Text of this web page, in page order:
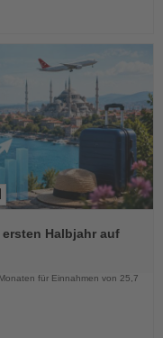
Halbjahr auf
für Einnahmen von 25,7